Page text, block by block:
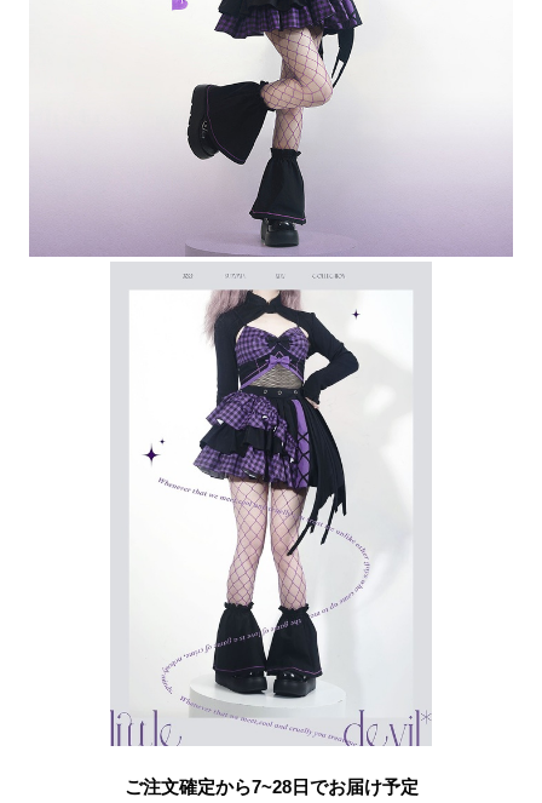
ご注文確定から7~28日でお届け予定